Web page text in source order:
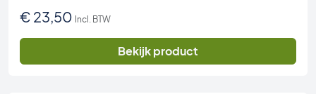
€ 23,50 Incl. BTW
Bekijk product